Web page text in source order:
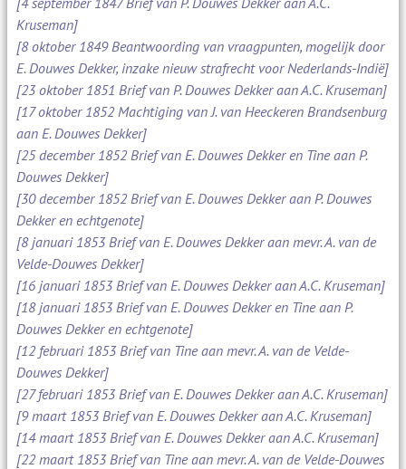
Kruseman]
[8 oktober 1849 Beantwoording van vraagpunten, mogelijk door
E. Douwes Dekker, inzake nieuw strafrecht voor Nederlands-Indië]
[23 oktober 1851 Brief van P. Douwes Dekker aan A.C. Kruseman]
[17 oktober 1852 Machtiging van J. van Heeckeren Brandsenburg
aan E. Douwes Dekker]
[25 december 1852 Brief van E. Douwes Dekker en Tine aan P.
Douwes Dekker]
[30 december 1852 Brief van E. Douwes Dekker aan P. Douwes
Dekker en echtgenote]
[8 januari 1853 Brief van E. Douwes Dekker aan mevr. A. van de
Velde-Douwes Dekker]
[16 januari 1853 Brief van E. Douwes Dekker aan A.C. Kruseman]
[18 januari 1853 Brief van E. Douwes Dekker en Tine aan P.
Douwes Dekker en echtgenote]
[12 februari 1853 Brief van Tine aan mevr. A. van de Velde-
Douwes Dekker]
[27 februari 1853 Brief van E. Douwes Dekker aan A.C. Kruseman]
[9 maart 1853 Brief van E. Douwes Dekker aan A.C. Kruseman]
[14 maart 1853 Brief van E. Douwes Dekker aan A.C. Kruseman]
[22 maart 1853 Brief van Tine aan mevr. A. van de Velde-Douwes